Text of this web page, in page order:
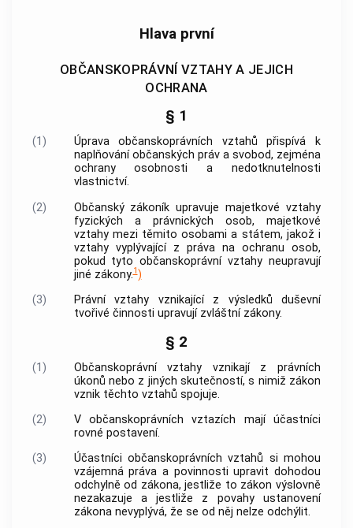
Hlava první
OBČANSKOPRÁVNÍ VZTAHY A JEJICH
OCHRANA
§ 1
(1)
Úprava občanskoprávních vztahů přispívá k
naplňování občanských práv a svobod, zejména
ochrany osobnosti a nedotknutelnosti
vlastnictví.
(2)
Občanský zákoník upravuje majetkové vztahy
fyzických a právnických osob, majetkové
vztahy mezi těmito osobami a státem, jakož i
vztahy vyplývající z práva na ochranu osob,
pokud tyto občanskoprávní vztahy neupravují
jiné zákony.1)
(3)
Právní vztahy vznikající z výsledků duševní
tvořivé činnosti upravují zvláštní zákony.
§ 2
(1)
Občanskoprávní vztahy vznikají z právních
úkonů nebo z jiných skutečností, s nimiž zákon
vznik těchto vztahů spojuje.
(2)
V občanskoprávních vztazích mají účastníci
rovné postavení.
(3)
Účastníci občanskoprávních vztahů si mohou
vzájemná práva a povinnosti upravit dohodou
odchylně od zákona, jestliže to zákon výslovně
nezakazuje a jestliže z povahy ustanovení
zákona nevyplývá, že se od něj nelze odchýlit.